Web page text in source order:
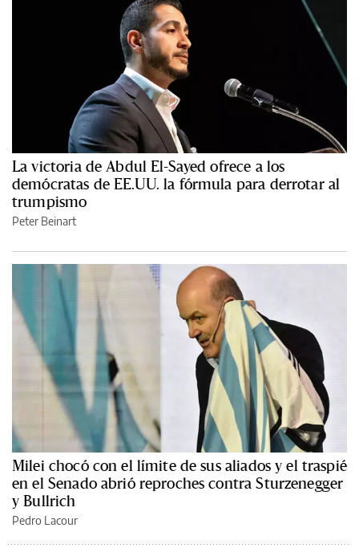
La victoria de Abdul El-Sayed ofrece a los
demócratas de EE.UU. la fórmula para derrotar al
trumpismo
Peter Beinart
Milei chocó con el límite de sus aliados y el traspié
en el Senado abrió reproches contra Sturzenegger
y Bullrich
Pedro Lacour